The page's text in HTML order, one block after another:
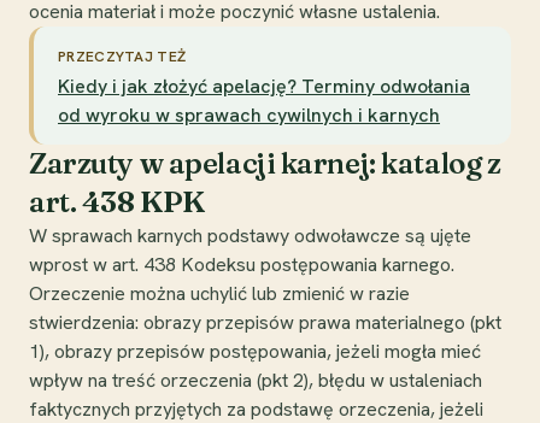
ocenia materiał i może poczynić własne ustalenia.
PRZECZYTAJ TEŻ
Kiedy i jak złożyć apelację? Terminy odwołania
od wyroku w sprawach cywilnych i karnych
Zarzuty w apelacji karnej: katalog z
art. 438 KPK
W sprawach karnych podstawy odwoławcze są ujęte
wprost w art. 438 Kodeksu postępowania karnego.
Orzeczenie można uchylić lub zmienić w razie
stwierdzenia: obrazy przepisów prawa materialnego (pkt
1), obrazy przepisów postępowania, jeżeli mogła mieć
wpływ na treść orzeczenia (pkt 2), błędu w ustaleniach
faktycznych przyjętych za podstawę orzeczenia, jeżeli